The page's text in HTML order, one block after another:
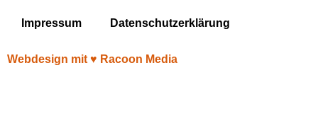
Impressum Datenschutzerklärung
Webdesign mit ♥︎ Racoon Media